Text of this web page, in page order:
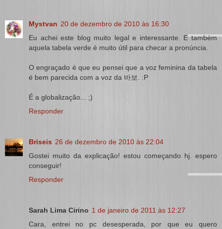
Mystvan 20 de dezembro de 2010 às 16:30
Eu achei este blog muito legal e interessante. E também
aquela tabela verde é muito útil para checar a pronúncia.
O engraçado é que eu pensei que a voz feminina da tabela
é bem parecida com a voz da 바보. :P
É a globalização... ;)
Responder
Briseis 26 de dezembro de 2010 às 22:04
Gostei muito da explicação! estou começando hj. espero
conseguir!
Responder
Sarah Lima Cirino 1 de janeiro de 2011 às 12:27
Cara, entrei no pc desesperada, por que eu quero